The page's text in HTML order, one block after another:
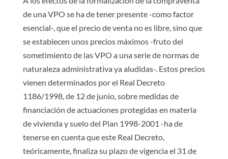
de una VPO se ha de tener presente -como factor
esencial-, que el precio de venta no es libre, sino que
se establecen unos precios máximos -fruto del
sometimiento de las VPO a una serie de normas de
naturaleza administrativa ya aludidas-. Estos precios
vienen determinados por el Real Decreto
1186/1998, de 12 de junio, sobre medidas de
financiación de actuaciones protegidas en materia
de vivienda y suelo del Plan 1998-2001 -ha de
tenerse en cuenta que este Real Decreto,
teóricamente, finaliza su plazo de vigencia el 31 de